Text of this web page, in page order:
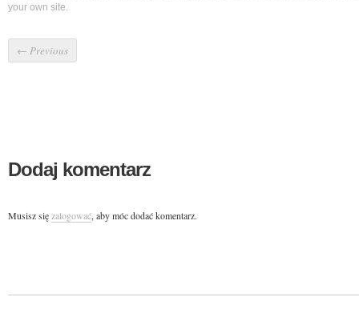
your own site.
← Previous
Dodaj komentarz
Musisz sięzalogować, aby móc dodać komentarz.